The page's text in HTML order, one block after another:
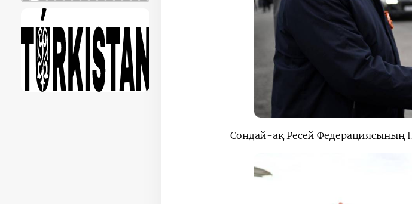
Сондай-ақ Ресей Федерациясының